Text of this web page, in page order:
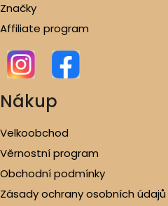
Značky
Affiliate program
Nákup
Velkoobchod
Věrnostní program
Obchodní podmínky
Zásady ochrany osobních údajů